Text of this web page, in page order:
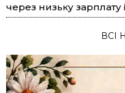
через низьку
ВСІ